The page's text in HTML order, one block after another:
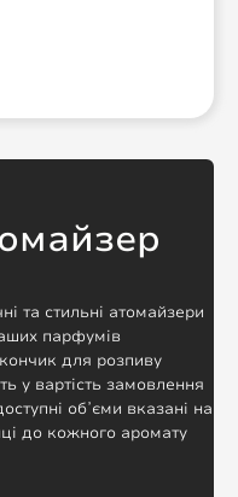
та стильні атомайзери
парфумів
для розпиву
у вартість замовлення
обʼєми вказані на
до кожного аромату